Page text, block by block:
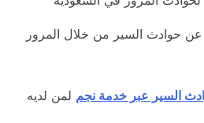
حوادث السير من خلال المرور
السير عبر خدمة نجم لمن لديه